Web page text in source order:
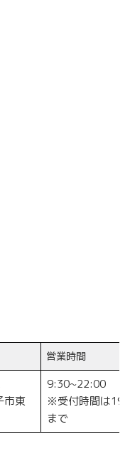
営業時間
市東
9:30~22:00
※受付時間は
まで